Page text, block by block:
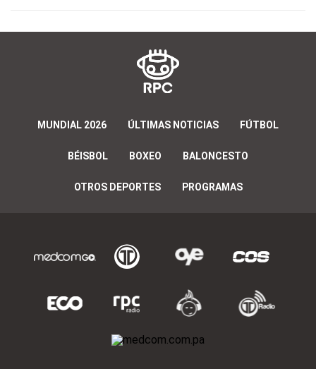
MUNDIAL 2026 ÚLTIMAS NOTICIAS FÚTBOL
BÉISBOL BOXEO BALONCESTO
OTROS DEPORTES PROGRAMAS